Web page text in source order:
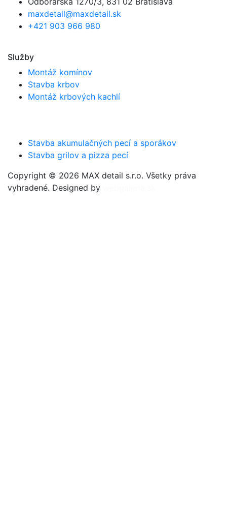
maxdetail@maxdetail.sk
+421 903 966 980
Služby
Montáž komínov
Stavba krbov
Montáž krbových kachlí
Stavba akumulačných pecí a sporákov
Stavba grilov a pizza pecí
Copyright © 2026 MAX detail s.r.o. Všetky práva
vyhradené. Designed by